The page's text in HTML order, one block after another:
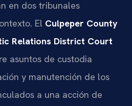
en dos tribunales
El Culpeper County
Relations District Court
asuntos de custodia
y manutención de los
a una acción de